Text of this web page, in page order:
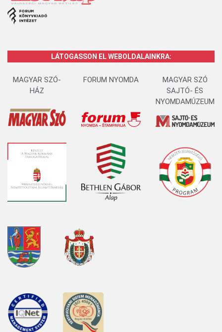
LÁTOGASSON EL WEBOLDALAINKRA:
MAGYAR SZÓ-
HÁZ
FORUM NYOMDA
MAGYAR SZÓ
SAJTÓ- ÉS
NYOMDAMÚZEUM